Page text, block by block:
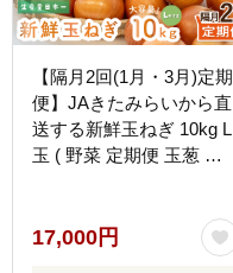
【隔月2回(1月・3月)定期
便】JAきたみらいから直
送する新鮮玉ねぎ 10kg L
玉 ( 野菜 定期便 玉葱 た
17,000円